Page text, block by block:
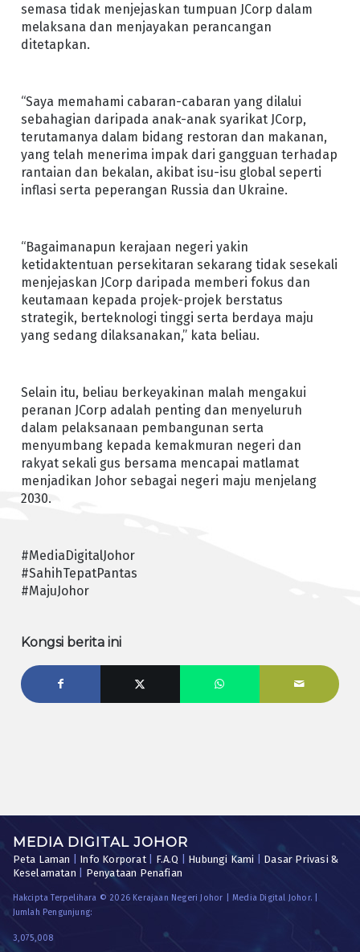
semasa tidak menjejaskan tumpuan JCorp dalam
melaksana dan menjayakan perancangan
ditetapkan.
“Saya memahami cabaran-cabaran yang dilalui
sebahagian daripada anak-anak syarikat JCorp,
terutamanya dalam bidang restoran dan makanan,
yang telah menerima impak dari gangguan terhadap
rantaian dan bekalan, akibat isu-isu global seperti
inflasi serta peperangan Russia dan Ukraine.
“Bagaimanapun kerajaan negeri yakin
ketidaktentuan persekitaran sekarang tidak sesekali
menjejaskan JCorp daripada memberi fokus dan
keutamaan kepada projek-projek berstatus
strategik, berteknologi tinggi serta berdaya maju
yang sedang dilaksanakan,” kata beliau.
Selain itu, beliau berkeyakinan malah mengakui
peranan JCorp adalah penting dan menyeluruh
dalam pelaksanaan pembangunan serta
menyumbang kepada kemakmuran negeri dan
rakyat sekali gus bersama mencapai matlamat
menjadikan Johor sebagai negeri maju menjelang
2030.
#MediaDigitalJohor
#SahihTepatPantas
#MajuJohor
Kongsi berita ini
MEDIA DIGITAL JOHOR
Peta Laman Info Korporat| F.A.Q Hubungi Kami
Dasar Privasi &
Keselamatan
Penyataan Penafian
Hakcipta Terpelihara © 2026 Kerajaan Negeri Johor | Media Digital Johor. |
Jumlah Pengunjung:
3,075,008